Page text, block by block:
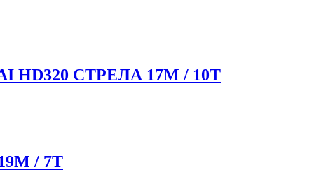
СТРЕЛА 17М / 10Т
/ 7Т